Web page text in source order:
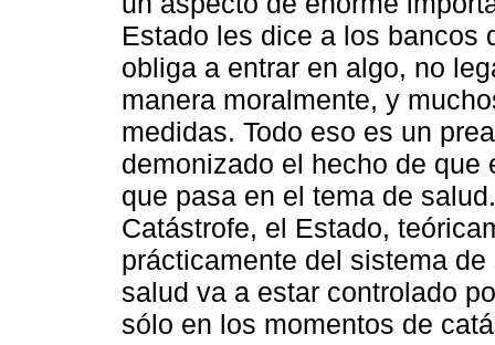
Estado les dice a los bancos
obliga a entrar en algo, no
manera moralmente, y
medidas. Todo eso es un
demonizado el hecho de
que pasa en el tema de
Catástrofe, el Estado,
prácticamente del sistema
salud va a estar controlado
sólo en los momentos de